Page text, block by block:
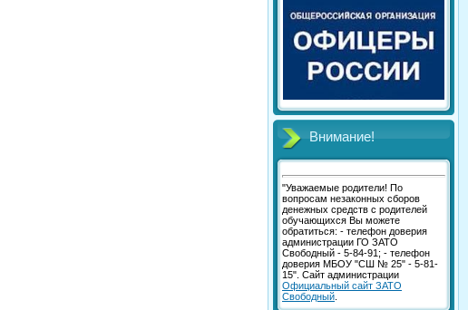
Внимание!
"Уважаемые родители! По
вопросам незаконных сборов
денежных средств с родителей
обучающихся Вы можете
обратиться: - телефон доверия
администрации ГО ЗАТО
Свободный - 5-84-91; - телефон
доверия МБОУ "СШ № 25" - 5-81-
15". Сайт администрации
Официальный сайт ЗАТО
Свободный